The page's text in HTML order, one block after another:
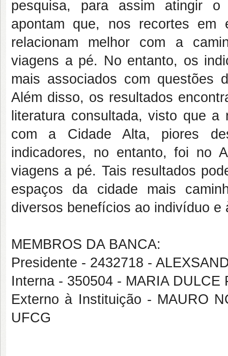
pesquisa, para assim atingir o
apontam que, nos recortes em
relacionam melhor com a
viagens a pé. No entanto, os ind
mais associados com questões
Além disso, os resultados
literatura consultada, visto que a
com a Cidade Alta, piores
indicadores, no entanto, foi no
viagens a pé. Tais resultados
espaços da cidade mais
diversos benefícios ao indivíduo e
MEMBROS DA BANCA:
Presidente - 2432718 -
Interna - 350504 - MARIA
Externo à Instituição - MAURO
UFCG